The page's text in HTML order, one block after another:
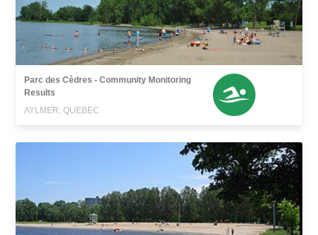
Parc des Cèdres - Community Monitoring
Results
AYLMER, QUEBEC